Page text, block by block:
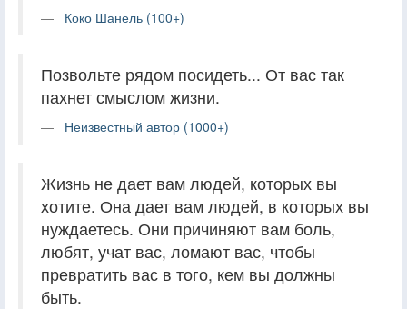
Коко Шанель (100+)
Позвольте рядом посидеть... От вас так
пахнет смыслом жизни.
Неизвестный автор (1000+)
Жизнь не дает вам людей, которых вы
хотите. Она дает вам людей, в которых вы
нуждаетесь. Они причиняют вам боль,
любят, учат вас, ломают вас, чтобы
превратить вас в того, кем вы должны
быть.